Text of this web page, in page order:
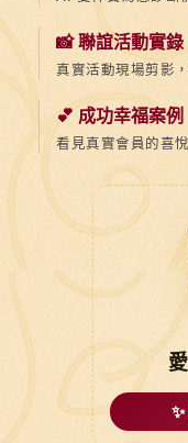
📸 聯誼活動實錄
真實活動現場剪影
💕 成功幸福案例
看見真實會員的喜